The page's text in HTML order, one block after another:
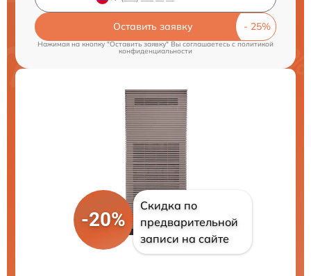
Оставить заявку
Нажимая на кнопку "Оставить заявку" Вы соглашаетесь cполитикой
конфиденциальности
-20%
Скидка по
предварительной
записи на сайте